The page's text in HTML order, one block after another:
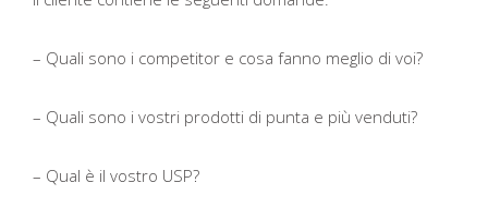
– Quali sono i competitor e cosa fanno meglio di voi?
– Quali sono i vostri prodotti di punta e più venduti?
– Qual è il vostro USP?